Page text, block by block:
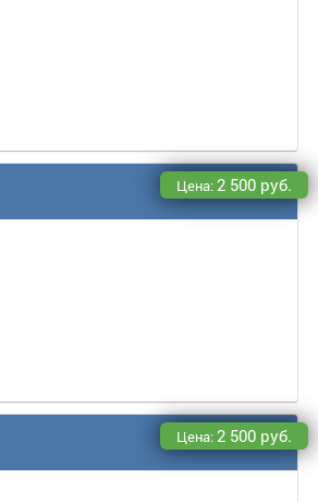
Цена:2 500 руб.
Цена:2 500 руб.